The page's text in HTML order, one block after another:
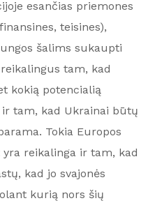
esančias priemones
teisines),
šalims sukaupti
tam, kad
kokią potencialią
ir tam, kad Ukrainai būtų
Tokia Europos
reikalinga ir tam, kad
kad jo svajonės
kurią nors šių